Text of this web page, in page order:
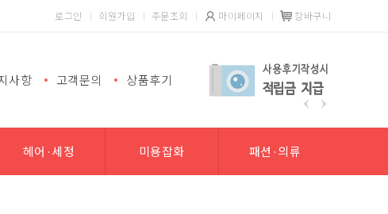
로그인 회원가입 주문조회 마이페이지 장바구니
사항 고객문의 상품후기
헤어·세정 미용잡화 패션·의류